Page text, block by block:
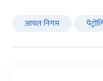
आयल निगम